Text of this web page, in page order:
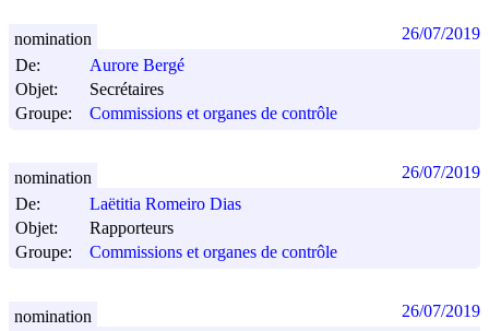
De:
Aurore Bergé
Objet:
Secrétaires
Groupe:
Commissions et organes de contrôle
nomination 26/07/2019
De:
Laëtitia Romeiro Dias
Objet:
Rapporteurs
Groupe:
Commissions et organes de contrôle
nomination 26/07/2019
nomination 26/07/2019